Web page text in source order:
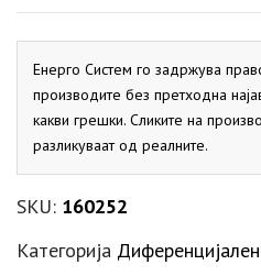
Енерго Систем го задржува
производите без претходна
какви грешки. Сликите на
разликуваат од реалните.
SKU: 160252
Категорија